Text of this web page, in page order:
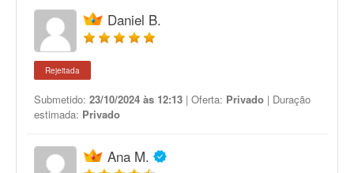
Daniel B.
Rejeitada
Submetido: 23/10/2024 às 12:13 | Oferta: Privado | Duração
estimada: Privado
Ana M.